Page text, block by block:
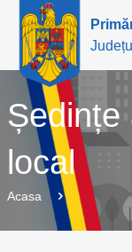
Ședințe
local
Acasa